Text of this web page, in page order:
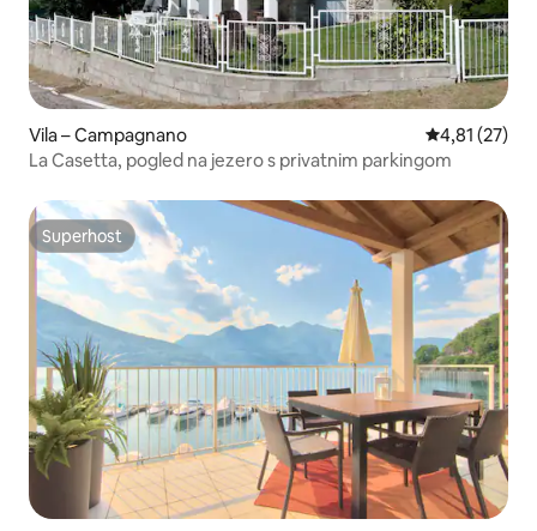
Vila – Campagnano Prosječna
4,81 (27)
La Casetta, pogled na jezero s privatnim parkingom
Superhost
Superhost